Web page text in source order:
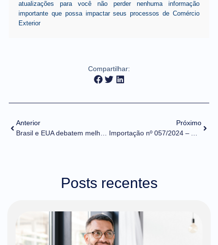
atualizações para você não perder nenhuma informação
importante que possa impactar seus processos de Comércio
Exterior
Compartilhar:
Anterior
Brasil e EUA debatem melhoria regulatória, facilitação do comércio e parcerias em alta tecnologia
Próximo
Importação nº 057/2024 – Alterações nos atributos do Novo Processo de Importação
Posts recentes